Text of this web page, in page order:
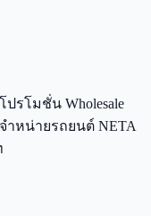
รโมชั่น Wholesale
ำหน่ายรถยนต์ NETA